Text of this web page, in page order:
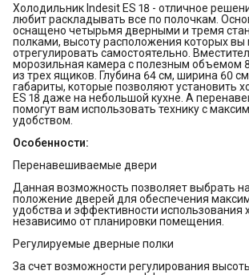
Холодильник Indesit ES 18 - отличное
любит раскладывать все по полочкам.
оснащено четырьмя дверными и тремя
полками, высоту расположения которых вы
отрегулировать самостоятельно.
морозильная камера с полезным объемом
из трех ящиков. Глубина 64 см, ширина 60
габариты, которые позволяют установить
ES 18 даже на небольшой кухне. А
помогут вам использовать технику с
удобством.
Особенности:
Перенавешиваемые двери
Данная возможность позволяет выбрать
положение дверей для обеспечения
удобства и эффективности использования
независимо от планировки помещения.
Регулируемые дверные полки
За счет возможности регулирования